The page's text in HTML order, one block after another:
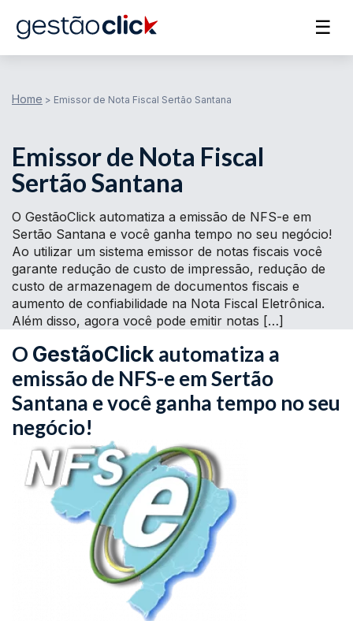
☰
Home > Emissor de Nota Fiscal Sertão Santana
Emissor de Nota Fiscal
Sertão Santana
O GestãoClick automatiza a emissão de NFS-e em
Sertão Santana e você ganha tempo no seu negócio!
Ao utilizar um sistema emissor de notas fiscais você
garante redução de custo de impressão, redução de
custo de armazenagem de documentos fiscais e
aumento de confiabilidade na Nota Fiscal Eletrônica.
Além disso, agora você pode emitir notas […]
O GestãoClick automatiza a
emissão de NFS-e em Sertão
Santana e você ganha tempo no seu
negócio!